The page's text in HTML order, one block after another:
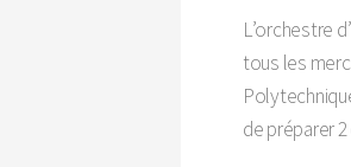
L’orchestre
tous les
de préparer